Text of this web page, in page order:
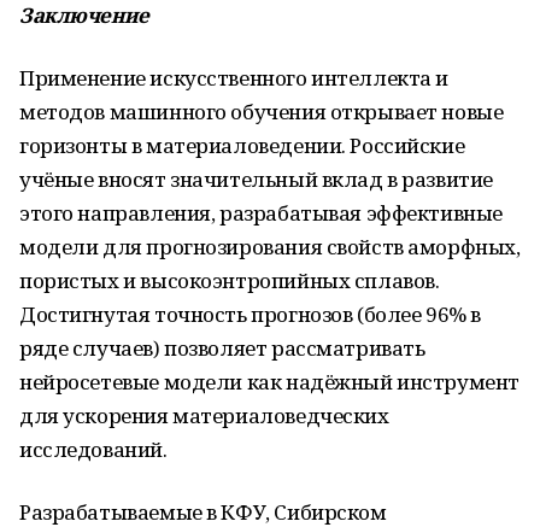
Заключение
Применение искусственного интеллекта и
методов машинного обучения открывает новые
горизонты в материаловедении. Российские
учёные вносят значительный вклад в развитие
этого направления, разрабатывая эффективные
модели для прогнозирования свойств аморфных,
пористых и высокоэнтропийных сплавов.
Достигнутая точность прогнозов (более 96% в
ряде случаев) позволяет рассматривать
нейросетевые модели как надёжный инструмент
для ускорения материаловедческих
исследований.
Разрабатываемые в КФУ, Сибирском